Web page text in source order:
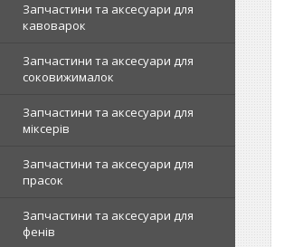
Запчастини та аксесуари для
кавоварок
Запчастини та аксесуари для
соковижималок
Запчастини та аксесуари для
міксерів
Запчастини та аксесуари для
прасок
Запчастини та аксесуари для
фенів